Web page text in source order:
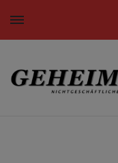
Nichtgeschäftliche